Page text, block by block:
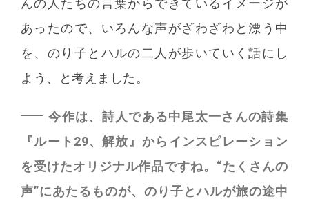
んの人たちの言葉からできているイメージが
あったので、いろんな声がざわざわと漂う中
を、のり子とハルの二人が歩いていく話にし
よう、と考えました。
今作は、詩人である中尾太一さんの詩集
『ルート29、解放』からインスピレーション
を受けたオリジナル作品ですね。“たくさんの
声”にあたるものが、のり子とハルが旅の途中